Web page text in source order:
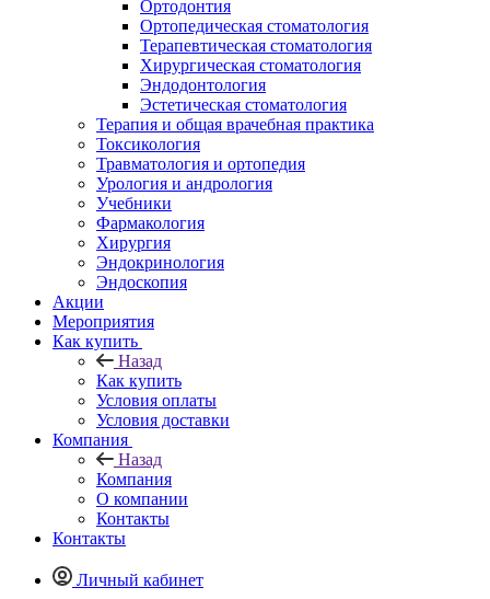
Ортодонтия
Ортопедическая стоматология
Терапевтическая стоматология
Хирургическая стоматология
Эндодонтология
Эстетическая стоматология
Терапия и общая врачебная практика
Токсикология
Травматология и ортопедия
Урология и андрология
Учебники
Фармакология
Хирургия
Эндокринология
Эндоскопия
Акции
Мероприятия
Как купить
Назад
Как купить
Условия оплаты
Условия доставки
Компания
Назад
Компания
О компании
Контакты
Контакты
Личный кабинет